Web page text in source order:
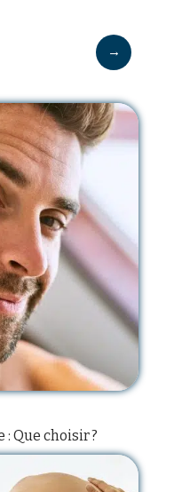
: Que choisir ?